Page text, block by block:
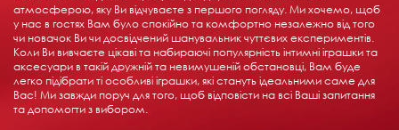
атмосферою, яку Ви відчуваєте з першого погляду. Ми хочемо, щоб
у нас в гостях Вам було спокійно та комфортно незалежно від того
чи новачок Ви чи досвідчений шанувальник чуттєвих експериментів.
Коли Ви вивчаєте цікаві та набираючі популярність інтимні іграшки та
аксесуари в такій дружній та невимушеній обстановці, Вам буде
легко підібрати ті особливі іграшки, які стануть ідеальними саме для
Вас! Ми завжди поруч для того, щоб відповісти на всі Ваші запитання
та допомогти з вибором.